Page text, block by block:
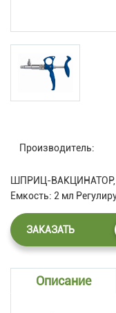
Производитель:
ШПРИЦ-
Емкость: 2 мл
ЗАКАЗАТЬ
Описание